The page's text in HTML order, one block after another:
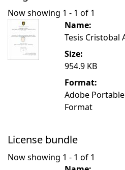
Now showing 1 - 1 of 1
Name:
Tesis Cristobal
Size:
954.9 KB
Format:
Adobe
Format
License bundle
Now showing 1 - 1 of 1